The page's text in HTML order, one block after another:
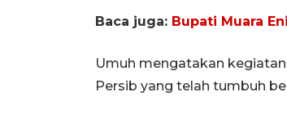
Baca juga: Bupati Muara
Umuh mengatakan
Persib yang telah tumbuh